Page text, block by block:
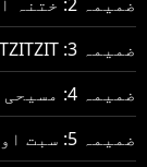
ضمیمہ 3: TZITZIT (کنارے، جھالر، دھاگے)
ضمیمہ 4: مسیحی کے بال اور داڑھی
ضمیمہ 5: سبت اور کلیسیا جانے کا دن، دو الگ چیزیں